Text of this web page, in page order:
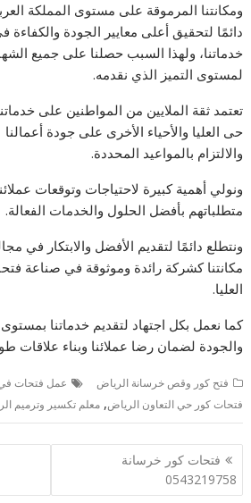
ومكانتنا المرموقة على مستوى المملكة
دائمًا لتحقيق أعلى معايير الجودة والكفاءة
خدماتنا، ولهذا السبب حصلنا على جميع
لمستوى التميز الذي نقدمه.
تعتمد ثقة الملايين من المواطنين على
حى العليا والأحياء الأخرى على جودة أعمالنا
والالتزام بالمواعيد المحددة.
ونولي أهمية كبيرة لاحتياجات وتوقعات
متطلباتهم بأفضل الحلول والخدمات الفعالة.
ونتطلع دائمًا لتقديم الأفضل والابتكار في
مكانتنا كشركة رائدة وموثوقة في صناعة
العليا.
كما نعمل بكل اجتهاد لتقديم خدماتنا
والجودة لضمان رضا عملائنا وبناء علاقات
فتح كور وقص خرسانة الرياض عمل فتحات في
فتحات كور حي التعاون الرياض,معلم تكسير وترميم
تصفّح
المقالات
فتحات كور خرسانة
0543219758